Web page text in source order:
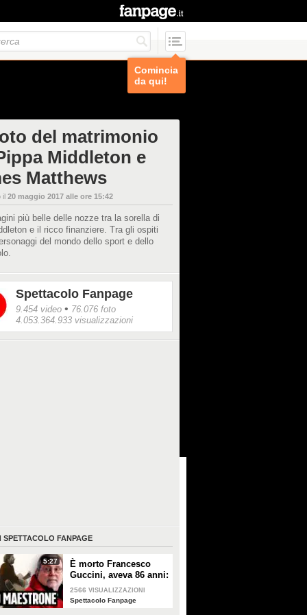
Comincia
da qui!
del matrimonio
Middleton e
Matthews
il 20 maggio 2017 alle ore 15:42
più belle delle nozze tra la sorella di
e il ricco finanziere. Tra gli ospiti
del mondo dello sport e dello
Spettacolo Fanpage
9.454 video • 76.076 foto
4.053.364.933 visualizzazioni
SPETTACOLO FANPAGE
5:27
È morto Francesco
Guccini, aveva 86 anni:
è stato uno dei
cantautori più
2566 VISUALIZZAZIONI
Spettacolo Fanpage